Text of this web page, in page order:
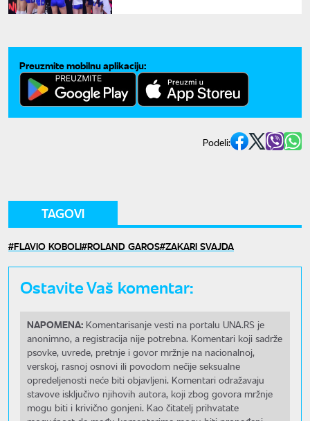
Preuzmite mobilnu aplikaciju:
Podeli:
TAGOVI
FLAVIO KOBOLI ROLAND GAROS ZAKARI SVAJDA
Ostavite Vaš komentar:
NAPOMENA: Komentarisanje vesti na portalu UNA.RS je
anonimno, a registracija nije potrebna. Komentari koji sadrže
psovke, uvrede, pretnje i govor mržnje na nacionalnoj,
verskoj, rasnoj osnovi ili povodom nečije seksualne
opredeljenosti neće biti objavljeni. Komentari odražavaju
stavove isključivo njihovih autora, koji zbog govora mržnje
mogu biti i krivično gonjeni. Kao čitatelj prihvatate